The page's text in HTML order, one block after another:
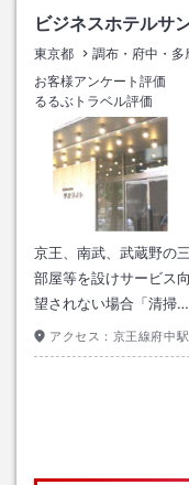
ビジネスホテルサ
東京都 調布・府中・多
お客様アンケート評価
るるぶトラベル評価
京王、南武、武蔵野の
部屋等を設けサービス
望されない場合「清掃…
アクセス： 京王線府中